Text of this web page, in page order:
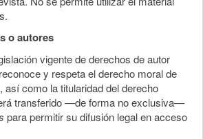
o autores
vigente de derechos de autor
reconoce y respeta el derecho moral de
así como la titularidad del derecho
transferido —de forma no exclusiva—
para permitir su difusión legal en acceso